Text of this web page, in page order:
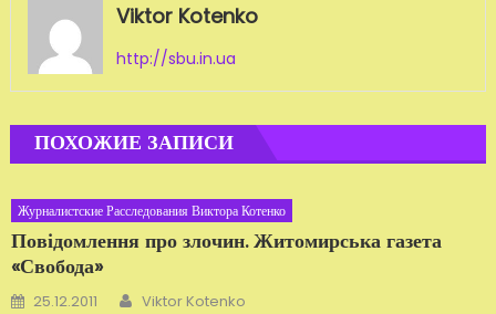
Viktor Kotenko
http://sbu.in.ua
ПОХОЖИЕ ЗАПИСИ
Журналистские Расследования Виктора Котенко
Повідомлення про злочин. Житомирська газета
«Свобода»
Добавлено
25.12.2011 Автор
Viktor Kotenko